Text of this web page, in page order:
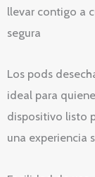
llevar contigo a
segura
Los pods
ideal para
dispositivo listo
una experiencia